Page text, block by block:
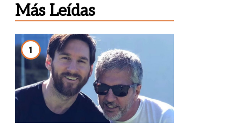
Más Leídas
1